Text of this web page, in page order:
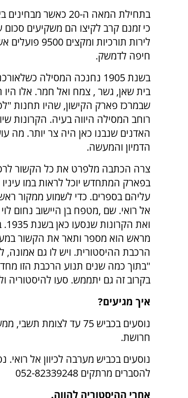
בתחילת המאה ה-20
לירות תורכיות
חיפה לדמשק.
בית שאן, גשר , צמח ואל חמר. אלו
שבמרכז פארק הקישון, שהיו תחנות
האדנים שנבנו כאן היה צר יותר. מה
הדמיון והמעשה.
צרה הכתבה מלפרט את כל הקשור
בפארק המתחדש יוכל לראות במו
עליהם בספרים. כדי לשמוע ממקור
אל רואי. שם ,מטפח בן היישוב נחום
מראש הוא מספר ותאר את הקשור
הרכבת ההיסטורית. ויש לו גם אמונה,
"בתוך כמה שנים תנוע הרכבת הזו
בקרוב זה גם יתממש. סעו להיסטוריה
איך מגיעים?
נוסעים בכביש 75 עד
חרושת.
להסברים מרתקים 052-82339248
אחרי ההיסטוריה להווה.